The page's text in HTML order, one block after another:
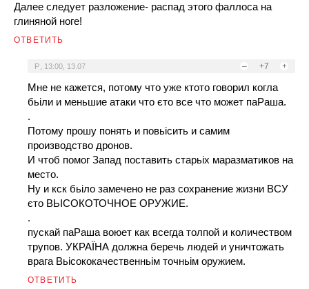
Далее следует разложение- распад этого фаллоса на
глиняной ноге!
ОТВЕТИТЬ
– +7 +
P 13:00, 13.07
Мне не кажется, потому что уже ктото говорил когла
бьіли и меньшие атаки что єто все что может паРаша.
.
Потому прошу понять и повьісить и самим
производство дронов.
И чтоб помог Запад поставить старьіх маразматиков на
место.
Ну и кск бьіло замечено не раз сохранение жизни ВСУ
єто ВЬІСОКОТОЧНОЕ ОРУЖИЕ.
.
пускай паРаша воюет как всегда толпой и количеством
трупов. УКРАЇНА должна беречь людей и уничтожать
врага Вьісококачественньім точньім оружием.
ОТВЕТИТЬ